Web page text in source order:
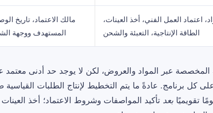
اعتماد العمل الفني، أخذ العينات،
الطاقة الإنتاجية، التعبئة والشحن
مالك الاعتماد، تاريخ
المستهدف ووجهة
عبر المواد والعروض، لكن لا يوجد حد أدنى معتمد
كل برنامج. عادةً ما يتم التخطيط لإنتاج الطلبات
بعد تأكيد المواصفات وشروط الاعتماد؛ أخذ العينات